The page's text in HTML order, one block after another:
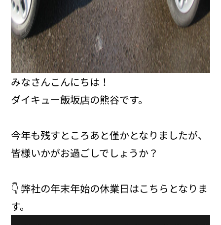
みなさんこんにちは！
ダイキュー飯坂店の熊谷です。
今年も残すところあと僅かとなりましたが、
皆様いかがお過ごしでしょうか？
👇 弊社の年末年始の休業日はこちらとなりま
す。